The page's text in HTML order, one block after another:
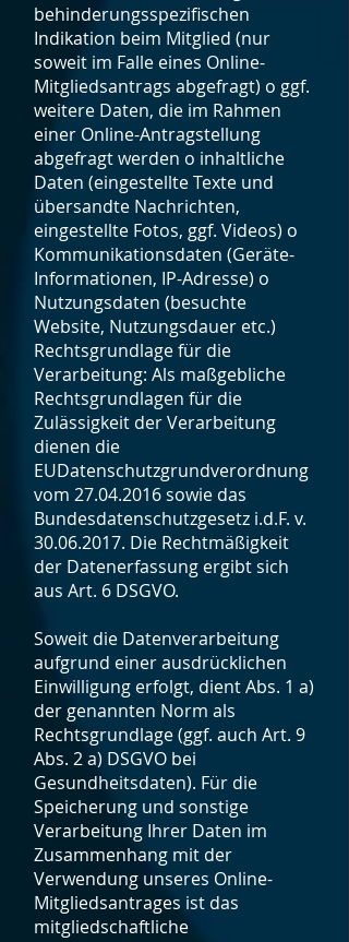
behinderungsspezifischen
Indikation beim Mitglied (nur
soweit im Falle eines Online-
Mitgliedsantrags abgefragt) o ggf.
weitere Daten, die im Rahmen
einer Online-Antragstellung
abgefragt werden o inhaltliche
Daten (eingestellte Texte und
übersandte Nachrichten,
eingestellte Fotos, ggf. Videos) o
Kommunikationsdaten (Geräte-
Informationen, IP-Adresse) o
Nutzungsdaten (besuchte
Website, Nutzungsdauer etc.)
Rechtsgrundlage für die
Verarbeitung: Als maßgebliche
Rechtsgrundlagen für die
Zulässigkeit der Verarbeitung
dienen die
EUDatenschutzgrundverordnung
vom 27.04.2016 sowie das
Bundesdatenschutzgesetz i.d.F. v.
30.06.2017. Die Rechtmäßigkeit
der Datenerfassung ergibt sich
aus Art. 6 DSGVO.
Soweit die Datenverarbeitung
aufgrund einer ausdrücklichen
Einwilligung erfolgt, dient Abs. 1 a)
der genannten Norm als
Rechtsgrundlage (ggf. auch Art. 9
Abs. 2 a) DSGVO bei
Gesundheitsdaten). Für die
Speicherung und sonstige
Verarbeitung Ihrer Daten im
Zusammenhang mit der
Verwendung unseres Online-
Mitgliedsantrages ist das
mitgliedschaftliche